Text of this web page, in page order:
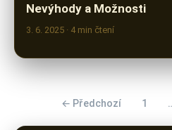
Nevýhody a Možnosti
3. 6. 2025 · 4 min čtení
← Předchozí 1